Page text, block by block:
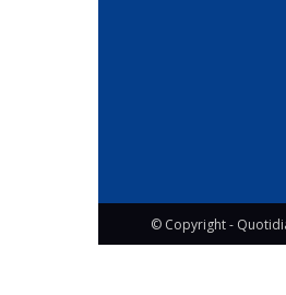
© Copyright -